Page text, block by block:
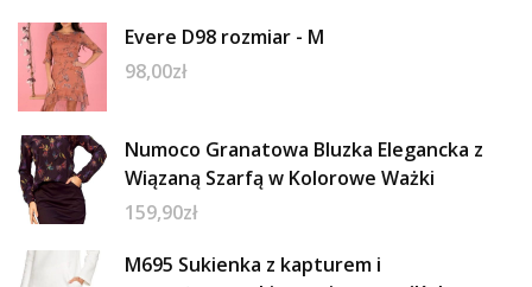
Evere D98 rozmiar - M
98,00zł
Numoco Granatowa Bluzka Elegancka z
Wiązaną Szarfą w Kolorowe Ważki
159,90zł
M695 Sukienka z kapturem i